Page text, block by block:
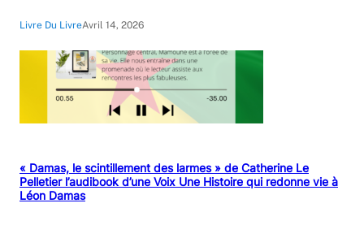
Livre Du LivreAvril 14, 2026
« Damas, le scintillement des larmes » de Catherine Le
Pelletier l’audibook d’une Voix Une Histoire qui redonne vie à
Léon Damas